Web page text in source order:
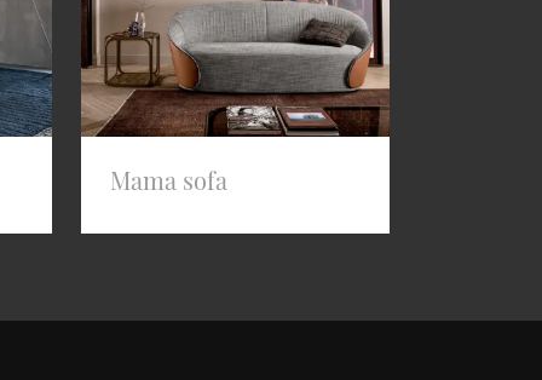
Mama sofa